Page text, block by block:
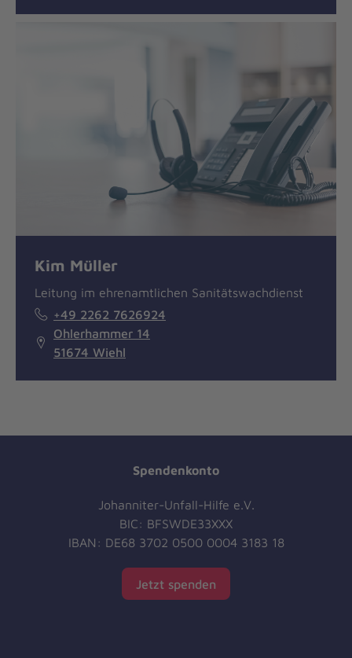
Kim Müller
Leitung im ehrenamtlichen Sanitätswachdienst
+49 2262 7626924
Ohlerhammer 14
51674 Wiehl
Spendenkonto
Johanniter-Unfall-Hilfe e.V.
BIC: BFSWDE33XXX
IBAN: DE68 3702 0500 0004 3183 18
Jetzt spenden